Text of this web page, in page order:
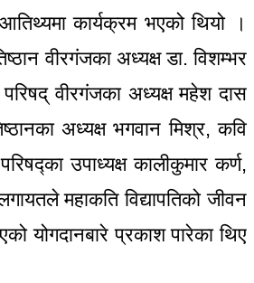
कार्यक्रम भएको थियो ।
वीरगंजका अध्यक्ष डा. विशम्भर
परिषद् वीरगंजका अध्यक्ष महेश दास
अध्यक्ष भगवान मिश्र, कवि
उपाध्यक्ष कालीकुमार कर्ण,
महाकति विद्यापतिको जीवन
योगदानबारे प्रकाश पारेका थिए